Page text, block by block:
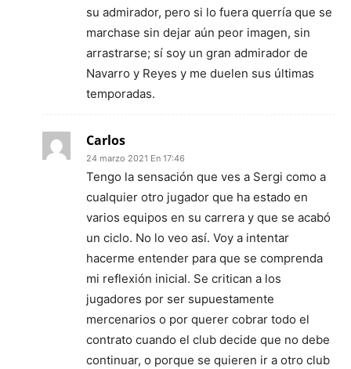
su admirador, pero si lo fuera querría que se
marchase sin dejar aún peor imagen, sin
arrastrarse; sí soy un gran admirador de
Navarro y Reyes y me duelen sus últimas
temporadas.
Carlos
24 marzo 2021 En 17:46
Tengo la sensación que ves a Sergi como a
cualquier otro jugador que ha estado en
varios equipos en su carrera y que se acabó
un ciclo. No lo veo así. Voy a intentar
hacerme entender para que se comprenda
mi reflexión inicial. Se critican a los
jugadores por ser supuestamente
mercenarios o por querer cobrar todo el
contrato cuando el club decide que no debe
continuar, o porque se quieren ir a otro club